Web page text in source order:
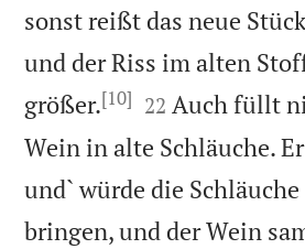
sonst reißt das neue
und der Riss im alten
größer.[10] 

22 Auch füllt
Wein in alte Schläuche.
und` würde die
bringen, und der Wein